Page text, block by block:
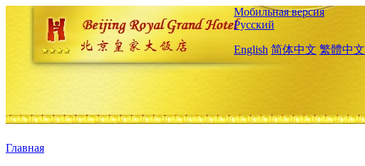
Мобильная версия
Русский
English 简体中文 繁體中文
Главная